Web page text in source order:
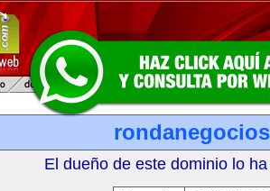
El dueño de este dominio lo